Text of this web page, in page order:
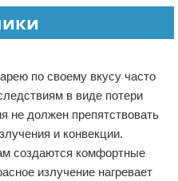
по своему вкусу часто
в виде потери
не должен препятствовать
и конвекции.
создаются комфортные
излучение нагревает